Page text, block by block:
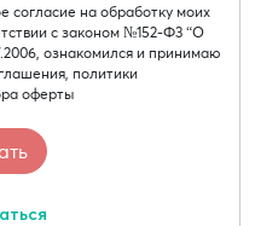
согласие на обработку моих
с законом №152-Ф3 “О
ознакомился и принимаю
политики
оферты